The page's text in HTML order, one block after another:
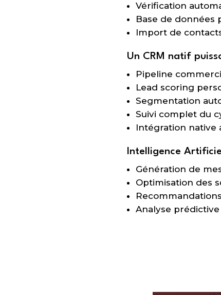
Vérification
Base de données
Import de
Un CRM natif
Pipeline
Lead scoring
Segmentation
Suivi complet du
Intégration native
Intelligence
Génération de
Optimisation des
Analyse